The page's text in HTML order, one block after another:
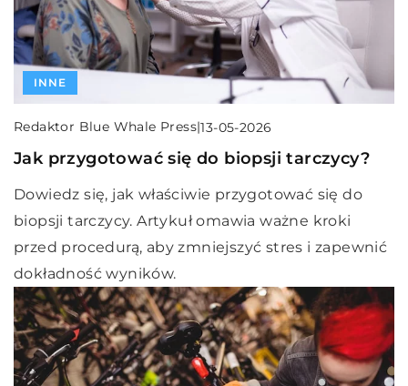
INNE
Redaktor Blue Whale Press|13-05-2026
Jak przygotować się do biopsji tarczycy?
Dowiedz się, jak właściwie przygotować się do
biopsji tarczycy. Artykuł omawia ważne kroki
przed procedurą, aby zmniejszyć stres i zapewnić
dokładność wyników.